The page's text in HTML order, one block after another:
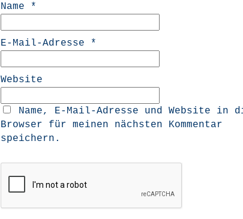
Name *
E-Mail-Adresse *
Website
Name, E-Mail-Adresse und Website in
Browser für meinen nächsten Kommentar
speichern.